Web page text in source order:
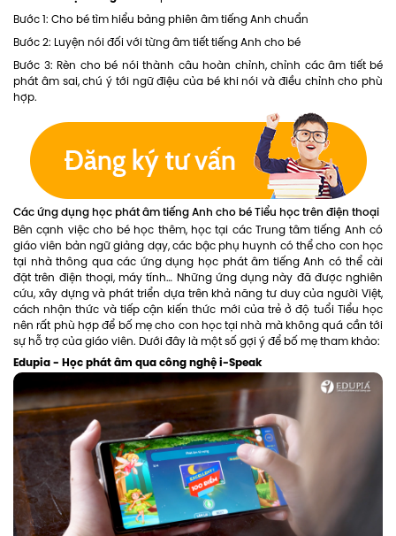
Bước 1: Cho bé tìm hiểu bảng phiên âm tiếng Anh chuẩn
Bước 2: Luyện nói đối với từng âm tiết tiếng Anh cho bé
Bước 3: Rèn cho bé nói thành câu hoàn chỉnh, chỉnh các âm tiết bé
phát âm sai, chú ý tới ngữ điệu của bé khi nói và điều chỉnh cho phù
hợp.
Các ứng dụng học phát âm tiếng Anh cho bé Tiểu học trên điện thoại
Bên cạnh việc cho bé học thêm, học tại các Trung tâm tiếng Anh có
giáo viên bản ngữ giảng dạy, các bậc phụ huynh có thể cho con học
tại nhà thông qua các ứng dụng học phát âm tiếng Anh có thể cài
đặt trên điện thoại, máy tính… Những ứng dụng này đã được nghiên
cứu, xây dựng và phát triển dựa trên khả năng tư duy của người Việt,
cách nhận thức và tiếp cận kiến thức mới của trẻ ở độ tuổi Tiểu học
nên rất phù hợp để bố mẹ cho con học tại nhà mà không quá cần tới
sự hỗ trợ của giáo viên. Dưới đây là một số gợi ý để bố mẹ tham khảo:
Edupia - Học phát âm qua công nghệ i-Speak